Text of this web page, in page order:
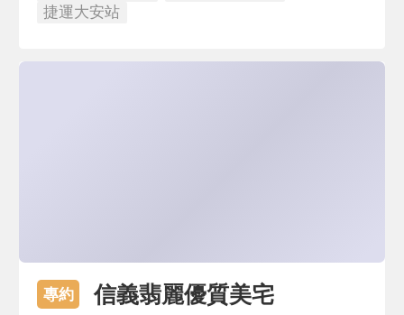
捷運大安站
專約 信義翡麗優質美宅